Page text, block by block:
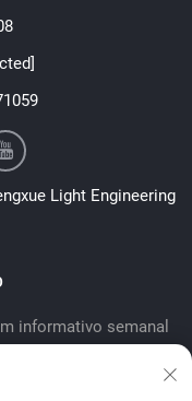
Light Engineering
informativo semanal